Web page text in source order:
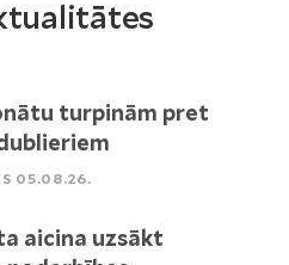
turpinām pret
dublieriem
05.08.26.
aicina uzsākt